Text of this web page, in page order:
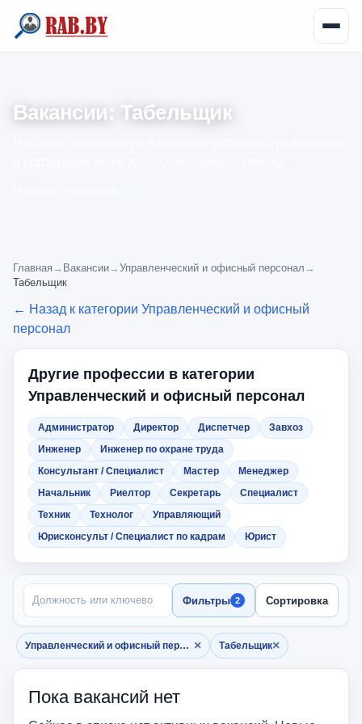
Вакансии: Табельщик
Главная → Вакансии→ Управленческий и офисный персонал →
Табельщик
← Назад к категории Управленческий и офисный
персонал
Другие профессии в категории
Управленческий и офисный персонал
Администратор Директор Диспетчер
Завхоз
Инженер
Инженер по охране труда
Консультант / Специалист
Мастер
Менеджер
Начальник
Риелтор Секретарь
Специалист
Техник
Технолог
Управляющий
Юрисконсульт / Специалист по кадрам
Юрист
ПОИСК ПО НАЗВАНИЮ
Фильтры 2 Сортировка
Управленческий и офисный персонал ×
Убрать фильтр
Табельщик×
Убрать фильтр
Пока вакансий нет